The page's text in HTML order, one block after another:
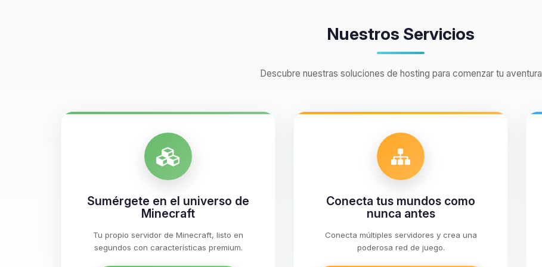
Nuestros Servicios
Descubre nuestras soluciones de hosting para comenzar tu aventura
Sumérgete en el universo de
Minecraft
Tu propio servidor de Minecraft, listo en
segundos con características premium.
Conecta tus mundos como
nunca antes
Conecta múltiples servidores y crea una
poderosa red de juego.